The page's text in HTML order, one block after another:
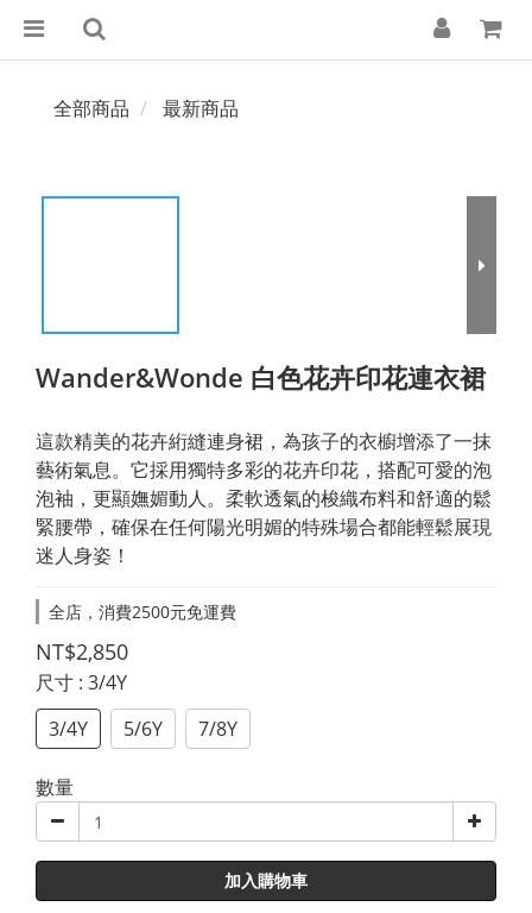
全部商品 最新商品
Wander&Wonde 白色花卉印花連衣裙
這款精美的花卉絎縫連身裙，為孩子的衣櫥增添了一抹
藝術氣息。它採用獨特多彩的花卉印花，搭配可愛的泡
泡袖，更顯嫵媚動人。柔軟透氣的梭織布料和舒適的鬆
緊腰帶，確保在任何陽光明媚的特殊場合都能輕鬆展現
迷人身姿！
全店，消費2500元免運費
NT$2,850
尺寸 : 3/4Y
3/4Y
5/6Y 7/8Y
數量
加入購物車